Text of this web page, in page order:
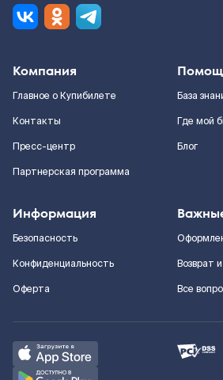
Компания
Главное о Купибилете
Контакты
Пресс-центр
Партнерская программа
База
Где мой
Блог
Информация
Безопасность
Конфиденциальность
Оферта
Возврат
Все